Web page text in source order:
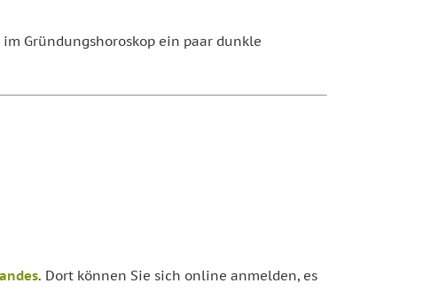
Gründungshoroskop ein paar dunkle
. Dort können Sie sich online anmelden, es